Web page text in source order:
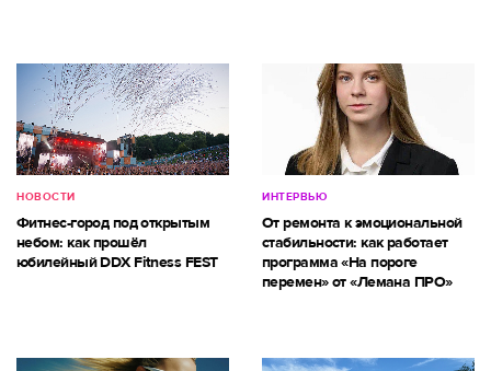
НОВОСТИ
Фитнес-город под открытым
небом: как прошёл
юбилейный DDX Fitness FEST
ИНТЕРВЬЮ
От ремонта к эмоциональной
стабильности: как работает
программа «На пороге
перемен» от «Лемана ПРО»